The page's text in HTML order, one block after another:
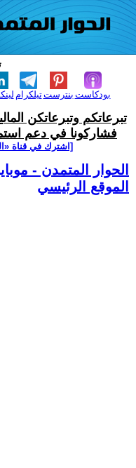
تيلكرامبنترست بودكاست
تبرعاتكم وتبرعاتكن
فشاركونا في دعم
[اشترك في قناة
الحوار المتمدن -
الموقع الرئيسي